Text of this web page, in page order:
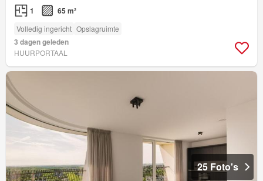
1 65 m²
Volledig ingericht Opslagruimte
3 dagen geleden
HUURPORTAAL
25 Foto's